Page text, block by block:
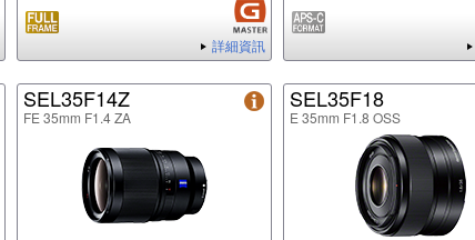
詳細資訊
SEL35F14Z
FE 35mm F1.4 ZA
SEL35F18
E 35mm F1.8 OSS